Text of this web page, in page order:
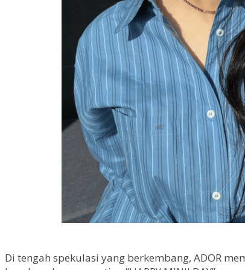
Di tengah spekulasi yang berkembang, ADOR